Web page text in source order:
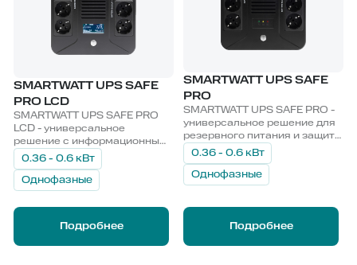
SMARTWATT UPS SAFE
PRO LCD
SMARTWATT UPS SAFE PRO
LCD - универсальное
решение с информационным
LCD-дисплеем для
резервного питания и защиты
кассового и периферийного
оборудования.
0.36 - 0.6 кВт
Однофазные
Подробнее
SMARTWATT UPS SAFE
PRO
SMARTWATT UPS SAFE PRO -
универсальное решение для
резервного питания и защиты
кассового и периферийного
оборудования.
0.36 - 0.6 кВт
Однофазные
Подробнее